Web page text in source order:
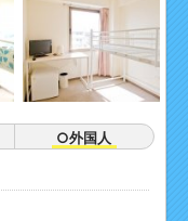
○外国人